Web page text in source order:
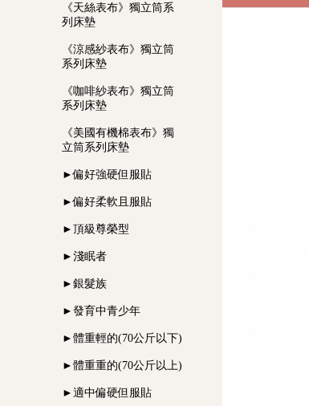
《天絲表布》獨立筒系
列床墊
《涼感紗表布》獨立筒
系列床墊
《咖啡紗表布》獨立筒
系列床墊
《美國有機棉表布》獨
立筒系列床墊
►偏好強硬但服貼
►偏好柔軟且服貼
►頂級尊榮型
►淺眠者
►銀髮族
►發育中青少年
►體重輕的(70公斤以下)
►體重重的(70公斤以上)
►適中偏硬但服貼